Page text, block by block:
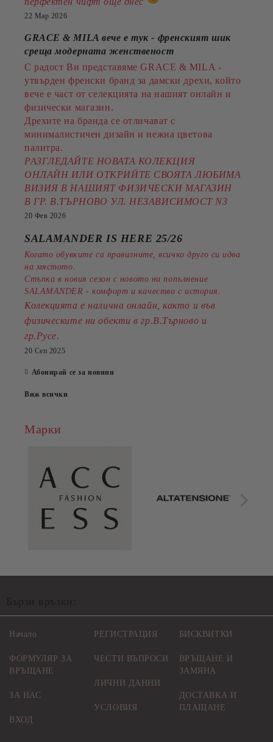
22 Мар 2026
GRACE & MILA вече е тук - френският шик
среща модерната женственост
С радост Ви представяме GRACE & MILA -
утвърден френски бранд за дамски дрехи, който
вече е част от селекцията на нашият онлайн и
физически магазин.
Дрехите на бранда се отличават с
минималистичен дизайн и нежна цветова
палитра.
РАЗГЛЕДАЙТЕ НОВАТА КОЛЕКЦИЯ
ОНЛАЙН ИЛИ ОТКРИЙТЕ СВОЯТА ЛЮБИМА
ВИЗИЯ В НАШИЯТ ФИЗИЧЕСКИ МАГАЗИН
В ГР. В.ТЪРНОВО УЛ. НЕЗАВИСИМОСТ N3
20 Фев 2026
SALAMANDER IS HERE 25/26
Когато обувките са правилните, всичко друго си идва
на мястото.
Стъпка в новия сезон с новото ни попълнение
SALAMANDER - комфорт и качество с история.
Колекцията е налична онлайн, както и във
физическите ни обекти в гр.В.Търново и
гр.Русе.
20 Сеп 2025
Абонирай се за новини
Виж всички
Марки
Начало
ФОРМУЛЯР ЗА
ВРЪЩАНЕ
ЗА НАС
ВХОД
РЕГИСТРАЦИЯ
ЧЕСТИ ВЪПРОСИ
ЛИЧНИ ДАННИ
УСЛОВИЯ
БИСКВИТКИ
ВРЪЩАНЕ И
ЗАМЯНА
ДОСТАВКА И
ПЛАЩАНЕ